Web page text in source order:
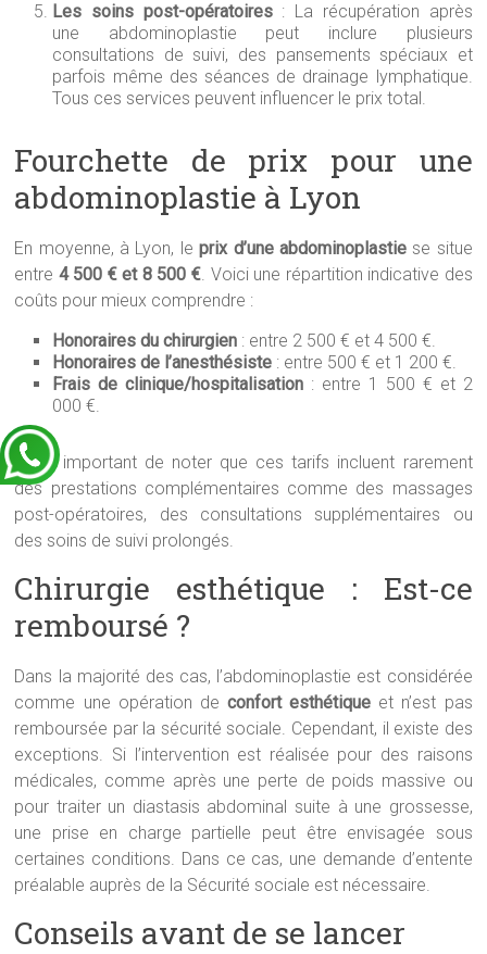
Les soins post-opératoires: La récupération après
une abdominoplastie peut inclure plusieurs
consultations de suivi, des pansements spéciaux et
parfois même des séances de drainage lymphatique.
Tous ces services peuvent influencer le prix total.
Fourchette de prix pour une
abdominoplastie à Lyon
En moyenne, à Lyon, leprix d’une abdominoplastiese situe
entre 4 500 € et 8 500 € . Voici une répartition indicative des
coûts pour mieux comprendre :
Honoraires du chirurgien : entre 2 500 € et 4 500 €.
Honoraires de l’anesthésiste : entre 500 € et 1 200 €.
Frais de clinique/hospitalisation : entre 1 500 € et 2
000 €.
Il est important de noter que ces tarifs incluent rarement
des prestations complémentaires comme des massages
post-opératoires, des consultations supplémentaires ou
des soins de suivi prolongés.
Chirurgie esthétique : Est-ce
remboursé ?
Dans la majorité des cas, l’abdominoplastie est considérée
comme une opération de confort esthétique et n’est pas
remboursée par la sécurité sociale. Cependant, il existe des
exceptions. Si l’intervention est réalisée pour des raisons
médicales, comme après une perte de poids massive ou
pour traiter un diastasis abdominal suite à une grossesse,
une prise en charge partielle peut être envisagée sous
certaines conditions. Dans ce cas, une demande d’entente
préalable auprès de la Sécurité sociale est nécessaire.
Conseils avant de se lancer